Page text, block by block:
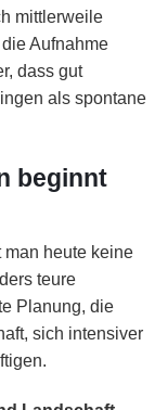
mittlerweile
Aufnahme
dass gut
als spontane
beginnt
man heute keine
teure
Planung, die
sich intensiver